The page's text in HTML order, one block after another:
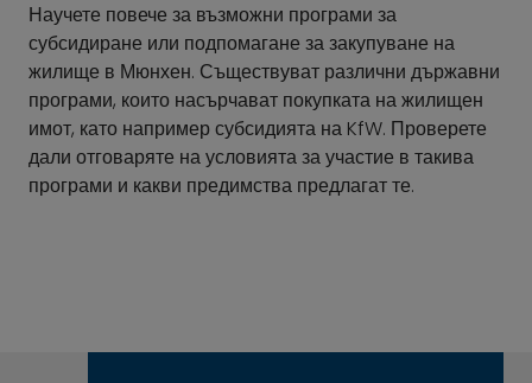
Научете повече за възможни програми за
субсидиране или подпомагане за закупуване на
жилище в Мюнхен. Съществуват различни държавни
програми, които насърчават покупката на жилищен
имот, като например субсидията на KfW. Проверете
дали отговаряте на условията за участие в такива
програми и какви предимства предлагат те.